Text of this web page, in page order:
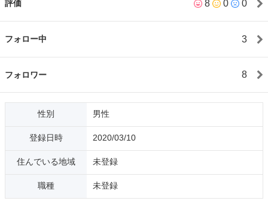
評価 8 0 0
フォロー中 3
フォロワー 8
性別 男性
登録日時 2020/03/10
住んでいる地域 未登録
職種 未登録